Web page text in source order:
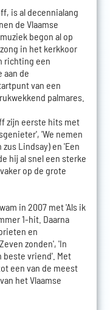
is al decennialang
de Vlaamse
begon al op
in het kerkkoor
richting een
aan de
van een
palmares.
zijn eerste hits met
'We nemen
Lindsay) en 'Een
hij al snel een sterke
op de grote
in 2007 met 'Als ik
1-hit. Daarna
en
zonden', 'In
beste vriend'. Met
een van de meest
het Vlaamse